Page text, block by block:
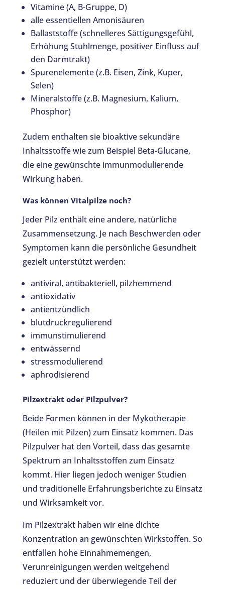
Vitamine (A, B-Gruppe, D)
alle essentiellen Amonisäuren
Ballaststoffe (schnelleres Sättigungsgefühl,
Erhöhung Stuhlmenge, positiver Einfluss auf
den Darmtrakt)
Spurenelemente (z.B. Eisen, Zink, Kuper,
Selen)
Mineralstoffe (z.B. Magnesium, Kalium,
Phosphor)
Zudem enthalten sie bioaktive sekundäre
Inhaltsstoffe wie zum Beispiel Beta-Glucane,
die eine gewünschte immunmodulierende
Wirkung haben.
Was können Vitalpilze noch?
Jeder Pilz enthält eine andere, natürliche
Zusammensetzung. Je nach Beschwerden oder
Symptomen kann die persönliche Gesundheit
gezielt unterstützt werden:
antiviral, antibakteriell, pilzhemmend
antioxidativ
antientzündlich
blutdruckregulierend
immunstimulierend
entwässernd
stressmodulierend
aphrodisierend
Pilzextrakt oder Pilzpulver?
Beide Formen können in der Mykotherapie
(Heilen mit Pilzen) zum Einsatz kommen. Das
Pilzpulver hat den Vorteil, dass das gesamte
Spektrum an Inhaltsstoffen zum Einsatz
kommt. Hier liegen jedoch weniger Studien
und traditionelle Erfahrungsberichte zu Einsatz
und Wirksamkeit vor.
Im Pilzextrakt haben wir eine dichte
Konzentration an gewünschten Wirkstoffen. So
entfallen hohe Einnahmemengen,
Verunreinigungen werden weitgehend
reduziert und der überwiegende Teil der